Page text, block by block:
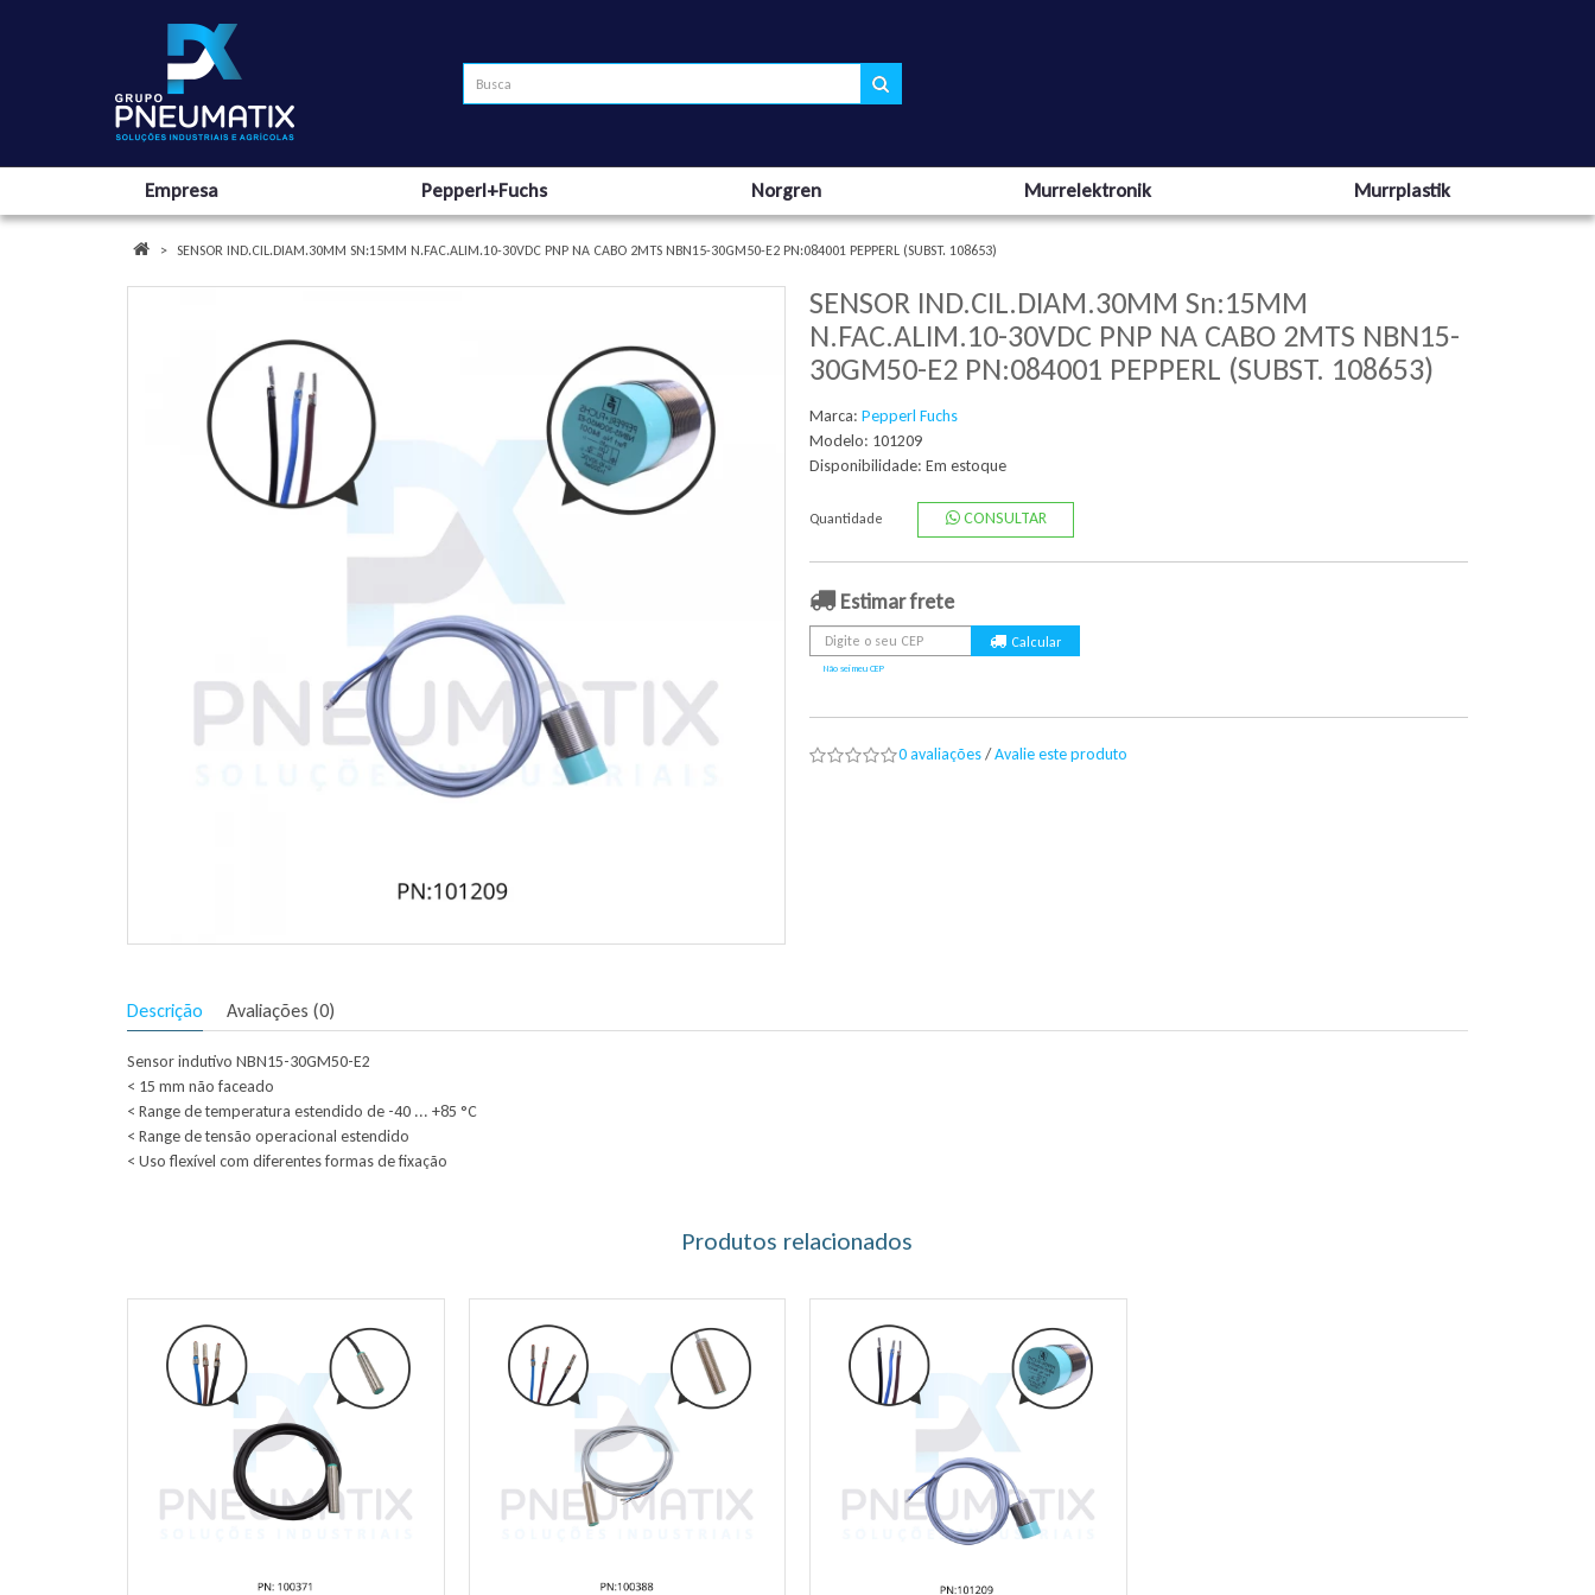
Empresa Pepperl+Fuchs Norgren Murrelektronik Murrplastik
SENSOR IND.CIL.DIAM.30MM SN:15MM N.FAC.ALIM.10-30VDC PNP NA CABO 2MTS NBN15-30GM50-E2 PN:084001 PEPPERL (SUBST. 108653)
SENSOR IND.CIL.DIAM.30MM Sn:15MM
N.FAC.ALIM.10-30VDC PNP NA CABO 2MTS NBN15-
30GM50-E2 PN:084001 PEPPERL (SUBST. 108653)
Marca: Pepperl Fuchs
Modelo: 101209
Disponibilidade: Em estoque
Quantidade CONSULTAR
Estimar frete
Não sei meu CEP
0 avaliações/Avalie este produto
Descrição Avaliações (0)
Sensor indutivo NBN15-30GM50-E2
< 15 mm não faceado
< Range de temperatura estendido de -40 ... +85 °C
< Range de tensão operacional estendido
< Uso flexível com diferentes formas de fixação
Produtos relacionados